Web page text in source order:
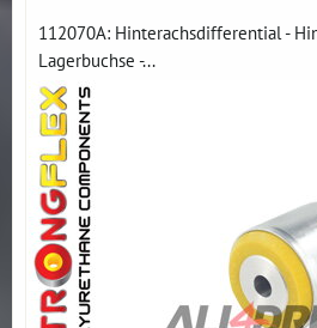
112070A: Hinterachsdifferential -
Lagerbuchse -...